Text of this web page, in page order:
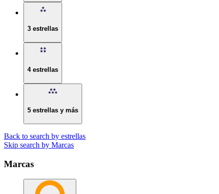
3 estrellas
4 estrellas
5 estrellas y más
Back to search by estrellas
Skip search by Marcas
Marcas